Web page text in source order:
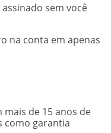
sem você
na conta em apenas
de 15 anos de
como garantia